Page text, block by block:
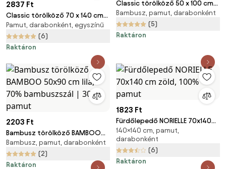
2837 Ft
Classic törölköző 70 x 140 cm
sötétzöld, 100% pamut
Pamut, darabonként, egyszínű
(6)
Raktáron
Classic törölköző 50 x 100 cm
piros, 100% pamut
Bambusz, pamut, darabonként
(5)
Raktáron
2203 Ft
Bambusz törölköző BAMBOO
50x90 cm lila, 70%
bambuszszál | 30% pamut
Bambusz, pamut, darabonként
(2)
Raktáron
1823 Ft
Fürdőlepedő NORIELLE 70x140
cm zöld, 100% pamut
140×140 cm, pamut,
darabonként
(6)
Raktáron